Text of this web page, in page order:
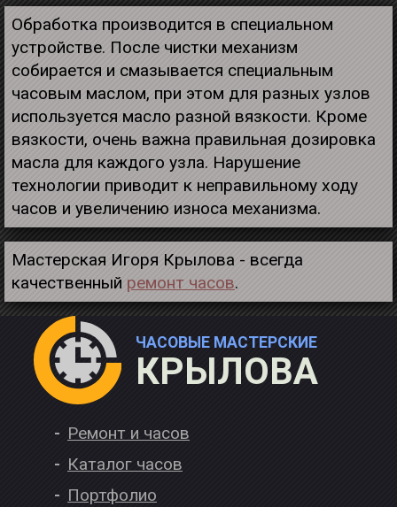
Обработка производится в специальном
устройстве. После чистки механизм
собирается и смазывается специальным
часовым маслом, при этом для разных узлов
используется масло разной вязкости. Кроме
вязкости, очень важна правильная дозировка
масла для каждого узла. Нарушение
технологии приводит к неправильному ходу
часов и увеличению износа механизма.
Мастерская Игоря Крылова - всегда
качественный ремонт часов.
ЧАСОВЫЕ МАСТЕРСКИЕ
КРЫЛОВА
Ремонт и часов
Каталог часов
Портфолио